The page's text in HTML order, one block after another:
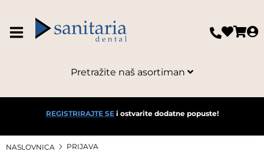
Pretražite naš asortiman
REGISTRIRAJTE SEi ostvarite dodatne popuste!
NASLOVNICA PRIJAVA